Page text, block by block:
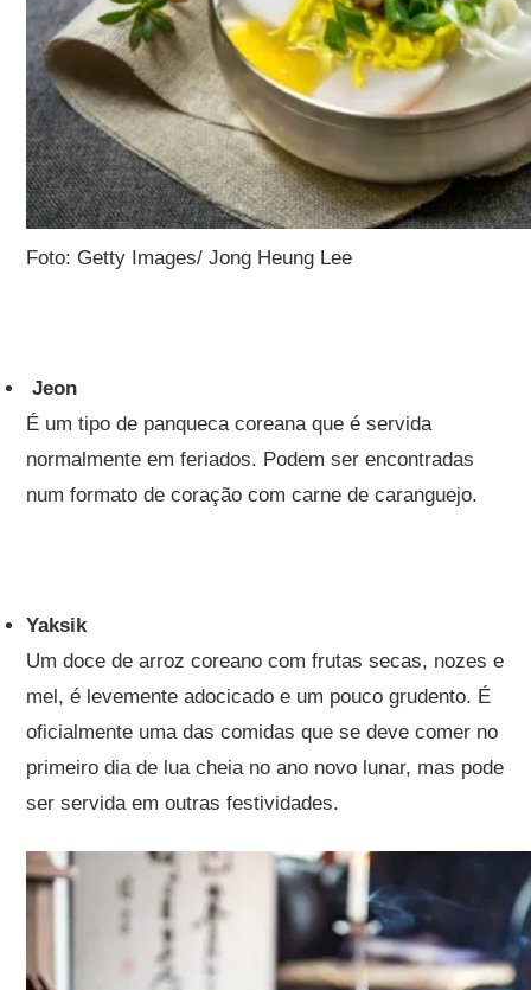
Foto: Getty Images/ Jong Heung Lee
Jeon
É um tipo de panqueca coreana que é servida
normalmente em feriados. Podem ser encontradas
num formato de coração com carne de caranguejo.
Yaksik
Um doce de arroz coreano com frutas secas, nozes e
mel, é levemente adocicado e um pouco grudento. É
oficialmente uma das comidas que se deve comer no
primeiro dia de lua cheia no ano novo lunar, mas pode
ser servida em outras festividades.